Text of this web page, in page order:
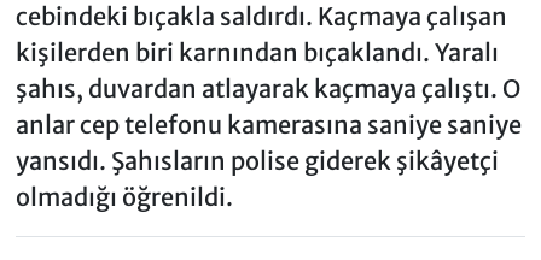
cebindeki bıçakla saldırdı. Kaçmaya çalışan
kişilerden biri karnından bıçaklandı. Yaralı
şahıs, duvardan atlayarak kaçmaya çalıştı. O
anlar cep telefonu kamerasına saniye saniye
yansıdı. Şahısların polise giderek şikâyetçi
olmadığı öğrenildi.